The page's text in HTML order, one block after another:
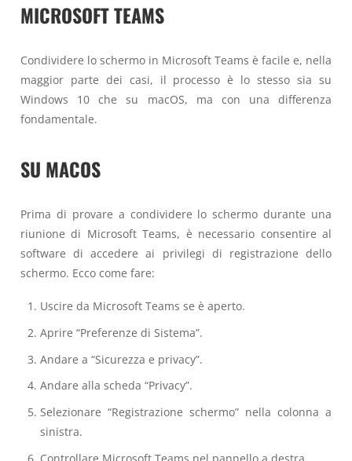
MICROSOFT TEAMS
Condividere lo schermo in Microsoft Teams è facile e, nella
maggior parte dei casi, il processo è lo stesso sia su
Windows 10 che su macOS, ma con una differenza
fondamentale.
SU MACOS
Prima di provare a condividere lo schermo durante una
riunione di Microsoft Teams, è necessario consentire al
software di accedere ai privilegi di registrazione dello
schermo. Ecco come fare:
Uscire da Microsoft Teams se è aperto.
Aprire “Preferenze di Sistema”.
Andare a “Sicurezza e privacy”.
Andare alla scheda “Privacy”.
Selezionare “Registrazione schermo” nella colonna a
sinistra.